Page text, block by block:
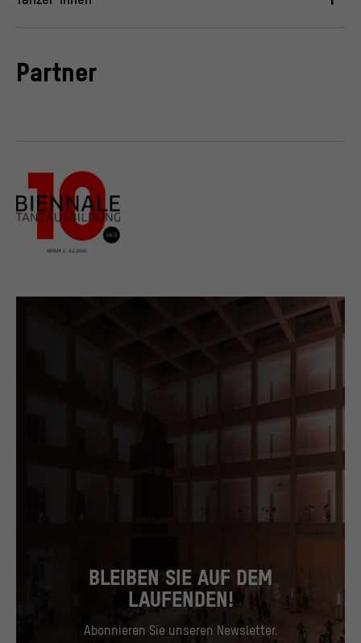
Partner
BLEIBEN SIE AUF DEM
LAUFENDEN!
Abonnieren Sie unseren Newsletter.